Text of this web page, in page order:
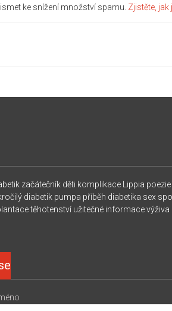
ke snížení množství spamu. Zjistěte,
začátečník děti komplikace Lippia poezie
diabetik pumpa příběh diabetika sex
těhotenství užitečné informace výživa